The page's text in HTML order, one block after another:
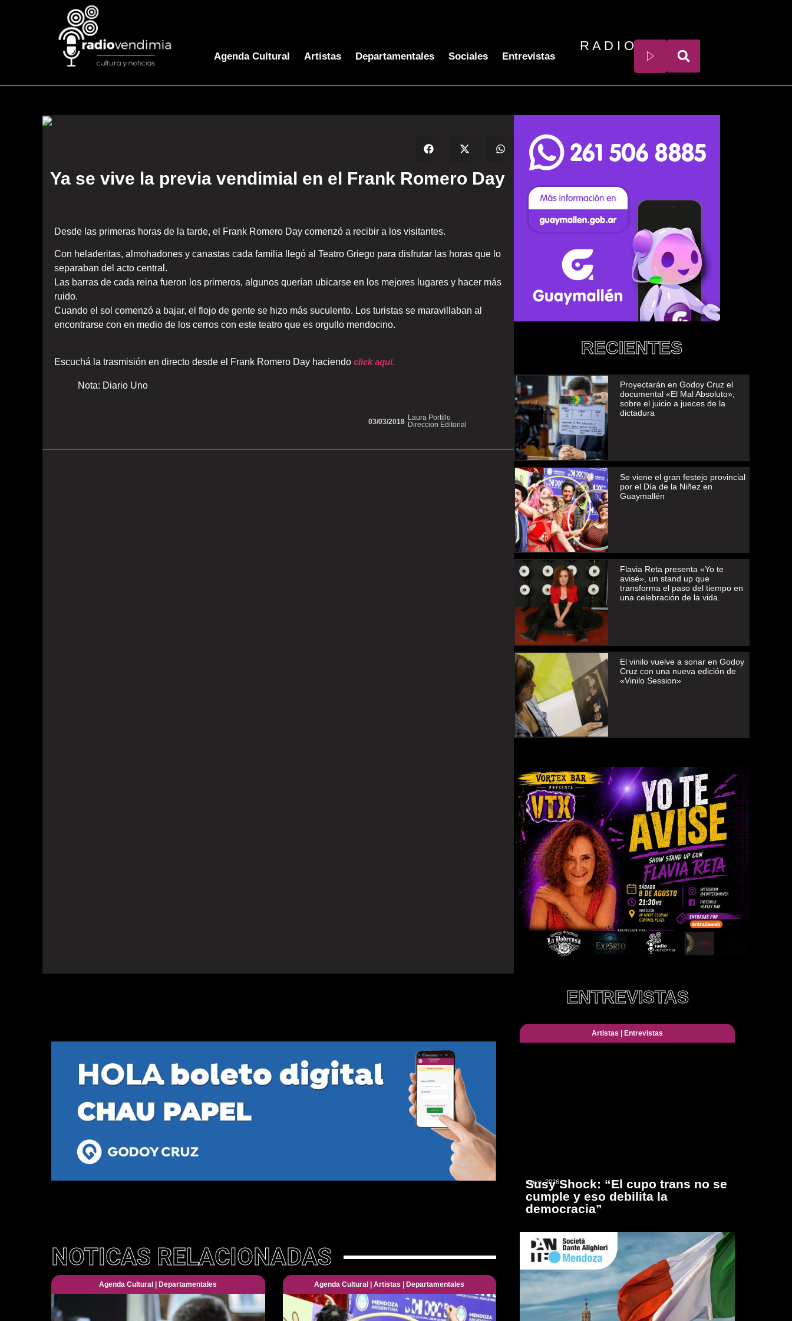
Agenda Cultural Artistas Departamentales Sociales Entrevistas
R A D I O
Ya se vive la previa vendimial en el Frank Romero Day
Desde las primeras horas de la tarde, el Frank Romero Day comenzó a recibir a los visitantes.
Con heladeritas, almohadones y canastas cada familia llegó al Teatro Griego para disfrutar las horas que lo
separaban del acto central.
Las barras de cada reina fueron los primeros, algunos querían ubicarse en los mejores lugares y hacer más
ruido.
Cuando el sol comenzó a bajar, el flojo de gente se hizo más suculento. Los turistas se maravillaban al
encontrarse con en medio de los cerros con este teatro que es orgullo mendocino.
Escuchá la trasmisión en directo desde el Frank Romero Day haciendo click aquí.
Nota: Diario Uno
Laura Portillo
Direccion Editorial
03/03/2018
RECIENTES
Proyectarán en Godoy Cruz el
documental «El Mal Absoluto»,
sobre el juicio a jueces de la
dictadura
Se viene el gran festejo provincial
por el Día de la Niñez en
Guaymallén
Flavia Reta presenta «Yo te
avisé», un stand up que
transforma el paso del tiempo en
una celebración de la vida.
El vinilo vuelve a sonar en Godoy
Cruz con una nueva edición de
«Vinilo Session»
NOTICAS RELACIONADAS
Agenda Cultural Departamentales Agenda Cultural |Artistas Departamentales
ENTREVISTAS
Artistas Entrevistas
mayo, 2026
Susy Shock: “El cupo trans no se
cumple y eso debilita la
democracia”